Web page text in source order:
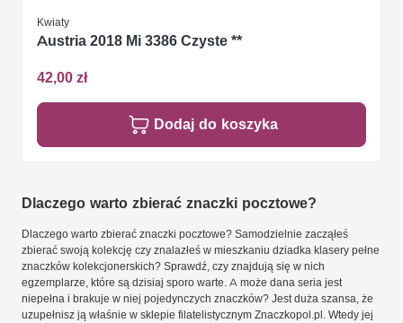
Kwiaty
Austria 2018 Mi 3386 Czyste **
42,00 zł
Dodaj do koszyka
Dlaczego warto zbierać znaczki pocztowe?
Dlaczego warto zbierać znaczki pocztowe? Samodzielnie zacząłeś
zbierać swoją kolekcję czy znalazłeś w mieszkaniu dziadka klasery pełne
znaczków kolekcjonerskich? Sprawdź, czy znajdują się w nich
egzemplarze, które są dzisiaj sporo warte. A może dana seria jest
niepełna i brakuje w niej pojedynczych znaczków? Jest duża szansa, że
uzupełnisz ją właśnie w sklepie filatelistycznym Znaczkopol.pl. Wtedy jej